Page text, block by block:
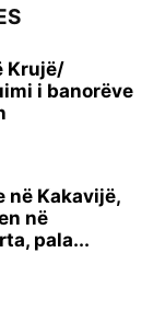
Krujë/
i banorëve
në Kakavijë,
në
pala...